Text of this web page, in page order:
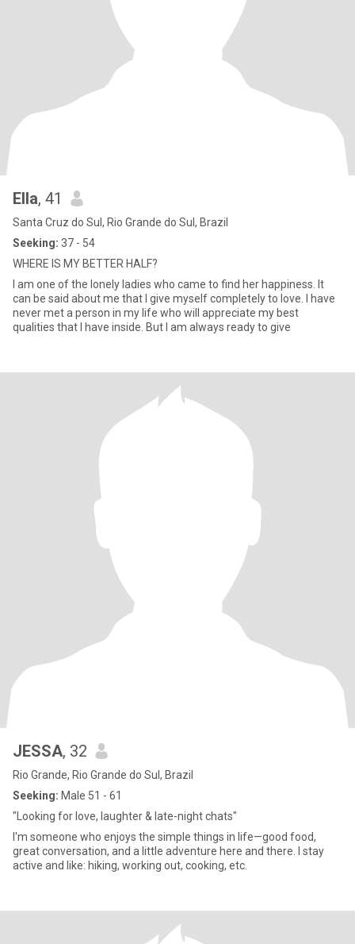
Ella, 41
Santa Cruz do Sul, Rio Grande do Sul, Brazil
Seeking: 37 - 54
WHERE IS MY BETTER HALF?
I am one of the lonely ladies who came to find her happiness. It
can be said about me that I give myself completely to love. I have
never met a person in my life who will appreciate my best
qualities that I have inside. But I am always ready to give
JESSA, 32
Rio Grande, Rio Grande do Sul, Brazil
Seeking: Male 51 - 61
"Looking for love, laughter & late-night chats"
I'm someone who enjoys the simple things in life—good food,
great conversation, and a little adventure here and there. I stay
active and like: hiking, working out, cooking, etc.